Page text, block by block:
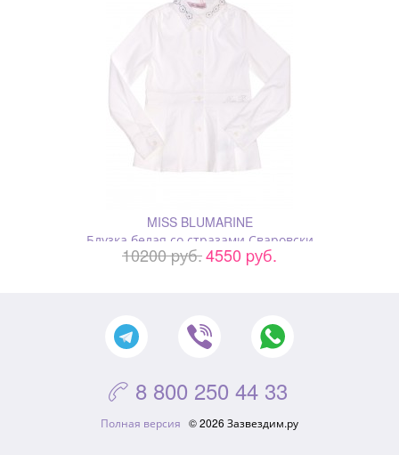
MISS BLUMARINE
Блузка белая со стразами Сваровски
10200 pуб.4550 pуб.
 8 800 250 44 33
Полная версия © 2026 Зазвездим.ру